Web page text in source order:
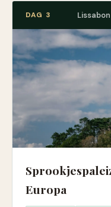
DAG 3
Europa